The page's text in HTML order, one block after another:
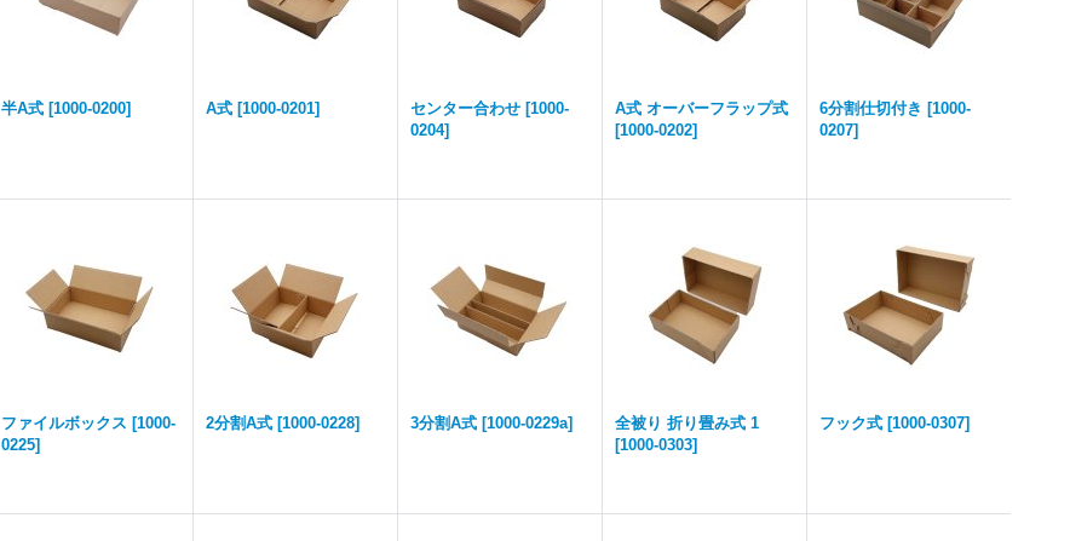
半A式 [1000-0200] A式 [1000-0201] センター合わせ [1000-
0204]
A式 オーバーフラップ式
[1000-0202]
6分割仕切付き [1000-
0207]
ファイルボックス [1000-
0225]
2分割A式 [1000-0228] 3分割A式 [1000-0229a]
全被り 折り畳み式 1
[1000-0303]
フック式 [1000-0307]